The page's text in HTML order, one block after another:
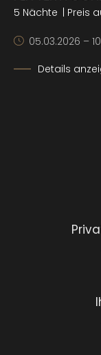
5 Nächte | Preis
05.03.2026 –
Details